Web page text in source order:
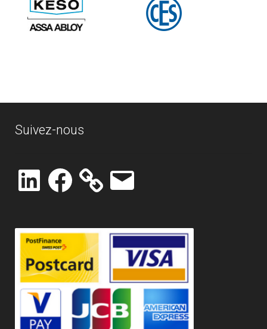
Suivez-nous
LinkedIn Facebook
E-
mail